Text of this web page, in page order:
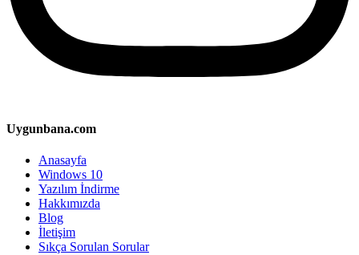
Uygunbana.com
Anasayfa
Windows 10
Yazılım İndirme
Hakkımızda
Blog
İletişim
Sıkça Sorulan Sorular